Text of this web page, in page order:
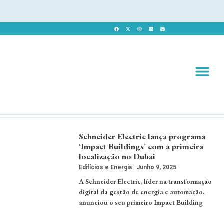
Schneider Electric lança programa
‘Impact Buildings’ com a primeira
localização no Dubai
Edifícios e Energia Junho 9, 2025
A Schneider Electric, líder na transformação
digital da gestão de energia e automação,
anunciou o seu primeiro Impact Building